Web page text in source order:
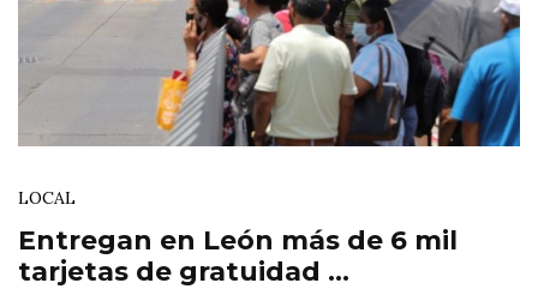
LOCAL
Entregan en León más de 6 mil
tarjetas de gratuidad ...